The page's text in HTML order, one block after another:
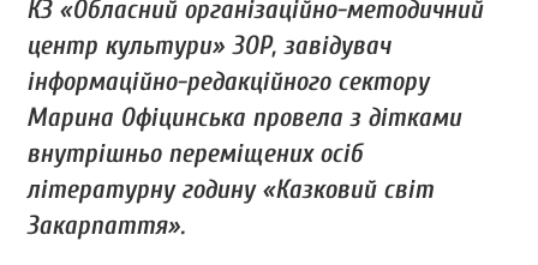
КЗ «Обласний організаційно-методичний
центр культури» ЗОР, завідувач
інформаційно-редакційного сектору
Марина Офіцинська провела з дітками
внутрішньо переміщених осіб
літературну годину «Казковий світ
Закарпаття».